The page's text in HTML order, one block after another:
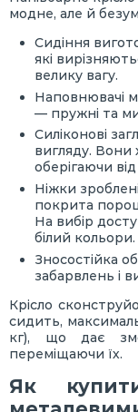
модне, але й
Сидіння
які
велику вагу.
Наповнювачі
— пружні та
Силіконові
вигляду. Вони
оберігаючи
Ніжки
покрита
На вибір
білий кольори.
Зносостійка
забарвлень і
Крісло
сидить,
кг), що дає
переміщаючи їх.
Як